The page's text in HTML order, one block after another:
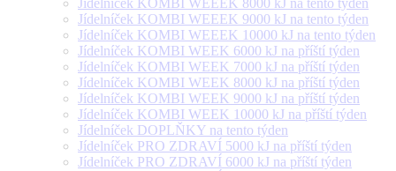
Jídelníček KOMBI WEEEK 9000 kJ na tento týden
Jídelníček KOMBI WEEEK 10000 kJ na tento týden
Jídelníček KOMBI WEEK 6000 kJ na příští týden
Jídelníček KOMBI WEEK 7000 kJ na příští týden
Jídelníček KOMBI WEEK 8000 kJ na příští týden
Jídelníček KOMBI WEEK 9000 kJ na příští týden
Jídelníček KOMBI WEEK 10000 kJ na příští týden
Jídelníček DOPLŇKY na tento týden
Jídelníček PRO ZDRAVÍ 5000 kJ na příští týden
Jídelníček PRO ZDRAVÍ 6000 kJ na příští týden